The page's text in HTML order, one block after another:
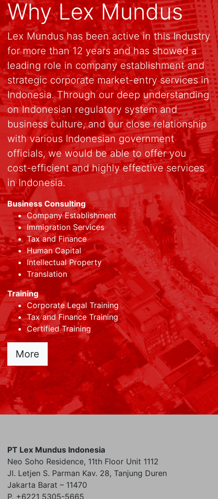
Why Lex Mundus
Lex Mundus has been active in this Industry
for more than 12 years and has showed a
leading role in company establishment and
strategic corporate market-entry services in
Indonesia. Through our deep understanding
on Indonesian regulatory system and
business culture, and our close relationship
with various Indonesian government
officials, we would be able to offer you
cost-efficient and highly effective services
in Indonesia.
Business Consulting
Company Establishment
Immigration Services
Tax and Finance
Human Capital
Intellectual Property
Translation
Training
Corporate Legal Training
Tax and Finance Training
Certified Training
More
PT Lex Mundus Indonesia
Neo Soho Residence, 11th Floor Unit 1112
Jl. Letjen S. Parman Kav. 28, Tanjung Duren
Jakarta Barat – 11470
P. +6221 5305-5665